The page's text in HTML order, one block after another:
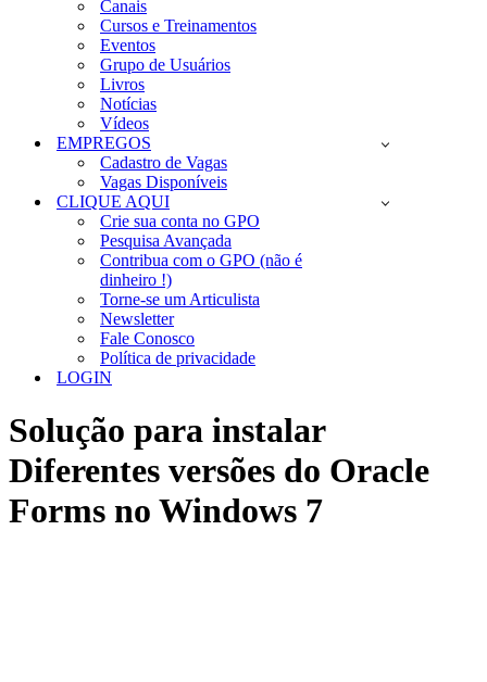
Canais
Cursos e Treinamentos
Eventos
Grupo de Usuários
Livros
Notícias
Vídeos
EMPREGOS
Cadastro de Vagas
Vagas Disponíveis
CLIQUE AQUI
Crie sua conta no GPO
Pesquisa Avançada
Contribua com o GPO (não é
dinheiro !)
Torne-se um Articulista
Newsletter
Fale Conosco
Política de privacidade
LOGIN
Solução para instalar
Diferentes versões do Oracle
Forms no Windows 7